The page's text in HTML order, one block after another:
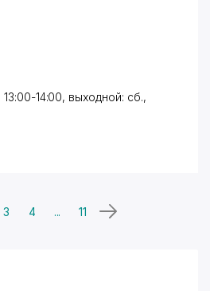
14:00, выходной: сб.,
3 4 ... 11